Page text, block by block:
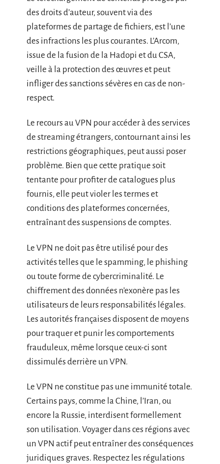
des droits d’auteur, souvent via des
plateformes de partage de fichiers, est l’une
des infractions les plus courantes. L’Arcom,
issue de la fusion de la Hadopi et du CSA,
veille à la protection des œuvres et peut
infliger des sanctions sévères en cas de non-
respect.
Le recours au VPN pour accéder à des services
de streaming étrangers, contournant ainsi les
restrictions géographiques, peut aussi poser
problème. Bien que cette pratique soit
tentante pour profiter de catalogues plus
fournis, elle peut violer les termes et
conditions des plateformes concernées,
entraînant des suspensions de comptes.
Le VPN ne doit pas être utilisé pour des
activités telles que le spamming, le phishing
ou toute forme de cybercriminalité. Le
chiffrement des données n’exonère pas les
utilisateurs de leurs responsabilités légales.
Les autorités françaises disposent de moyens
pour traquer et punir les comportements
frauduleux, même lorsque ceux-ci sont
dissimulés derrière un VPN.
Le VPN ne constitue pas une immunité totale.
Certains pays, comme la Chine, l’Iran, ou
encore la Russie, interdisent formellement
son utilisation. Voyager dans ces régions avec
un VPN actif peut entraîner des conséquences
juridiques graves. Respectez les régulations